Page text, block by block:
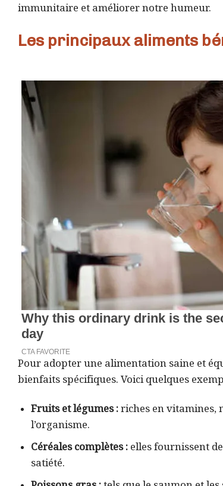
immunitaire et améliorer notre humeur.
Les principaux aliments
Pour adopter une alimentation saine et
bienfaits spécifiques. Voici quelques
Fruits et légumes :riches en vitamines,
l’organisme.
Céréales complètes : elles fournissent
satiété.